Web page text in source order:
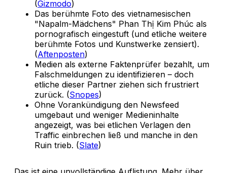
(Gizmodo)
Das berühmte Foto des vietnamesischen
"Napalm-Mädchens" Phan Thị Kim Phúc als
pornografisch eingestuft (und etliche weitere
berühmte Fotos und Kunstwerke zensiert).
(Aftenposten)
Medien als externe Faktenprüfer bezahlt, um
Falschmeldungen zu identifizieren – doch
etliche dieser Partner ziehen sich frustriert
zurück. (Snopes)
Ohne Vorankündigung den Newsfeed
umgebaut und weniger Medieninhalte
angezeigt, was bei etlichen Verlagen den
Traffic einbrechen ließ und manche in den
Ruin trieb. (Slate)